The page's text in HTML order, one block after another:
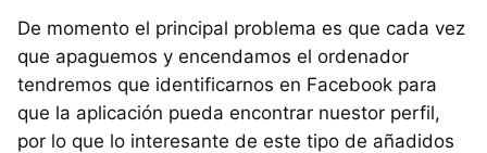
De momento el principal problema es que cada vez
que apaguemos y encendamos el ordenador
tendremos que identificarnos en Facebook para
que la aplicación pueda encontrar nuestor perfil,
por lo que lo interesante de este tipo de añadidos